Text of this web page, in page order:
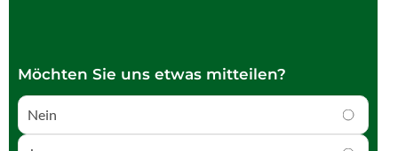
Möchten Sie uns etwas mitteilen?
Nein